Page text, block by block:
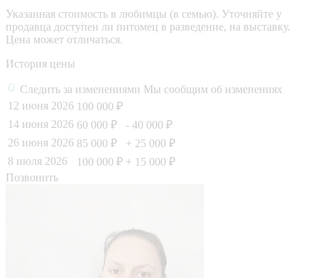
Указанная стоимость в любимцы (в семью). Уточняйте у
продавца доступен ли питомец в разведение, на выставку.
Цена может отличаться.
История цены
Следить за изменениями Мы сообщим об изменениях
12 июня 2026 100 000 ₽
14 июня 2026 60 000 ₽
- 40 000 ₽
26 июня 2026 85 000 ₽
+ 25 000 ₽
8 июля 2026
100 000 ₽ + 15 000 ₽
Позвонить